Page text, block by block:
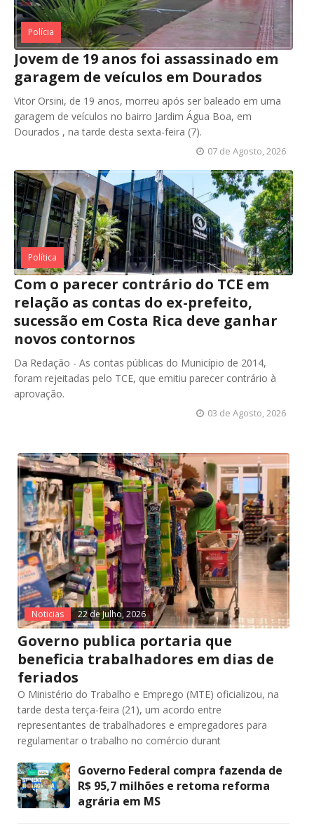
Polícia
Jovem de 19 anos foi assassinado em
garagem de veículos em Dourados
Vitor Orsini, de 19 anos, morreu após ser baleado em uma
garagem de veículos no bairro Jardim Água Boa, em
Dourados , na tarde desta sexta-feira (7).
07 de Agosto, 2026
Política
Com o parecer contrário do TCE em
relação as contas do ex-prefeito,
sucessão em Costa Rica deve ganhar
novos contornos
Da Redação - As contas públicas do Município de 2014,
foram rejeitadas pelo TCE, que emitiu parecer contrário à
aprovação.
03 de Agosto, 2026
Noticias 22 de Julho, 2026
Governo publica portaria que
beneficia trabalhadores em dias de
feriados
O Ministério do Trabalho e Emprego (MTE) oficializou, na
tarde desta terça-feira (21), um acordo entre
representantes de trabalhadores e empregadores para
regulamentar o trabalho no comércio durant
Governo Federal compra fazenda de
R$ 95,7 milhões e retoma reforma
agrária em MS